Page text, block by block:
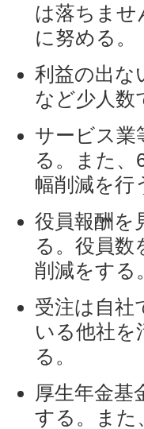
は落ちませ
に努める。
利益の出な
など少人数
サービス業
る。また、
幅削減を行
役員報酬を
る。役員数
削減をする。
受注は自社
いる他社を
る。
厚生年金基
する。また